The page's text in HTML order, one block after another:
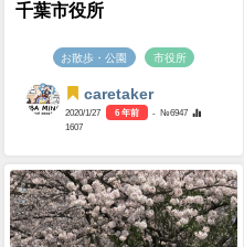
千葉市役所
お散歩・公園 市役所
caretaker
2020/1/27 6 年前
- №6947
1607